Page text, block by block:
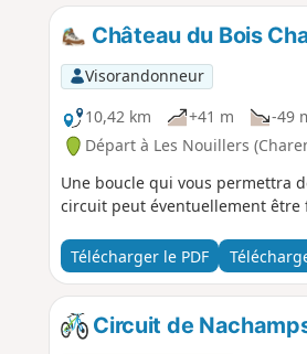
Château du Bois
Visorandonneur
10,42 km
+41 m -49
Départ à Les Nouillers
Une boucle qui vous permettra
circuit peut éventuellement être
Télécharger le PDF
Circuit de